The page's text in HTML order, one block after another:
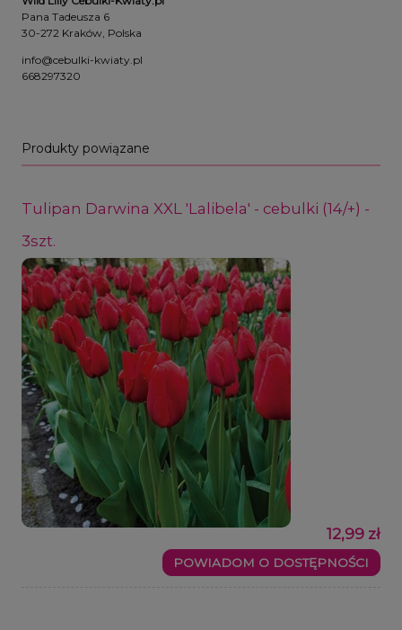
Pana Tadeusza 6
30-272 Kraków, Polska
info@cebulki-kwiaty.pl
668297320
Produkty powiązane
Tulipan Darwina XXL 'Lalibela' - cebulki (14/+) -
3szt.
12,99 zł
POWIADOM O DOSTĘPNOŚCI